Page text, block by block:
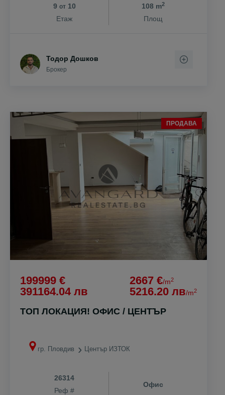
9 от10
Етаж
108 m2
Площ
Тодор Дошков
Брокер
ПРОДАВА
199999 €
391164.04 лв
2667 €/m2
5216.20 лв/m2
ТОП ЛОКАЦИЯ! ОФИС / ЦЕНТЪР
гр. Пловдив Център ИЗТОК
26314
Реф #
Офис